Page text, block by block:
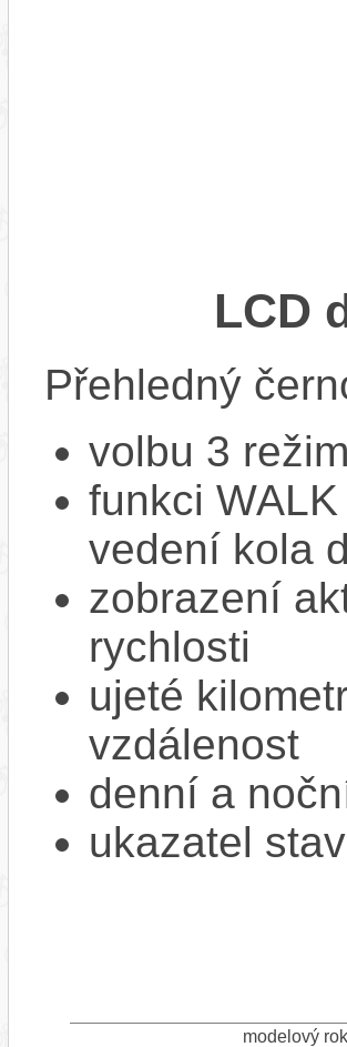
LCD
Přehledný
volbu 3
funkci
vedení kola
zobrazení
rychlosti
ujeté
vzdálenost
denní a
ukazatel
modelový